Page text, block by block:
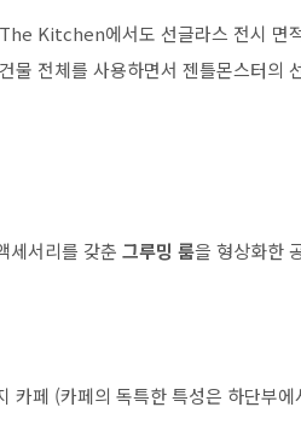
Kitchen에서도 선글라스 전시 면
물 전체를 사용하면서 젠틀몬스터의
세서리를 갖춘 그루밍 룸을 형상화한
카페 (카페의 독특한 특성은 하단부에